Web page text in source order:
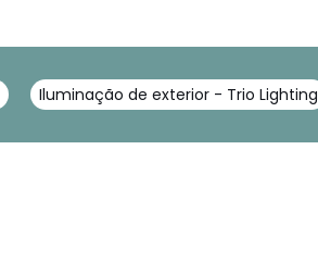
Iluminação de exterior - Trio Lighting